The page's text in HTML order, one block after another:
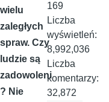
wielu
zaległych
spraw. Czy
ludzie są
zadowoleni
? Nie
169
Liczba
wyświetleń:
8,992,036
Liczba
komentarzy:
32,872